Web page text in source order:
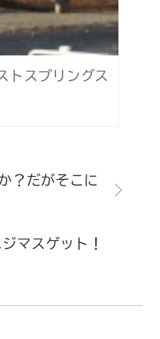
トスプリングス
マスゲット！
？だがそこに